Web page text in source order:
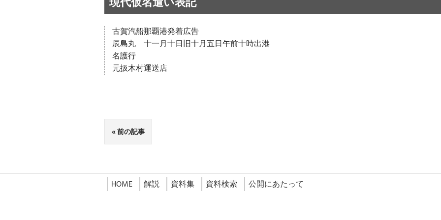
古賀汽船那覇港発着広告
辰島丸 十一月十日旧十月五日午前十時出港
名護行
元扱木村運送店
前の記事
HOME 解説 資料集 資料検索 公開にあたって